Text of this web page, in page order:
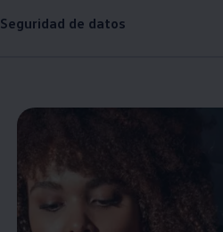
Seguridad de datos